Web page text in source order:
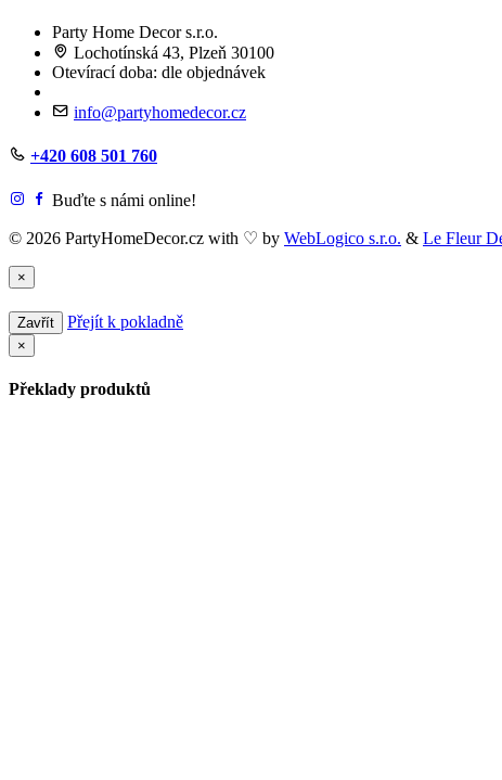
Party Home Decor s.r.o.
Lochotínská 43, Plzeň 30100
Otevírací doba: dle objednávek
info@partyhomedecor.cz
+420 608 501 760
Buďte s námi online!
© 2026 PartyHomeDecor.cz with ♡ by WebLogico s.r.o. & Le Fleur
×
Zavřít Přejít k pokladně
×
Překlady produktů